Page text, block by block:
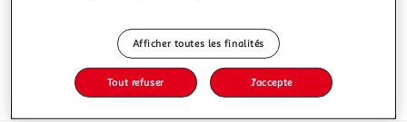
Eurofeuille - Bio européen
AB Agriculture biologique
Afficher toutes les finalités
Tout refuser J'accepte